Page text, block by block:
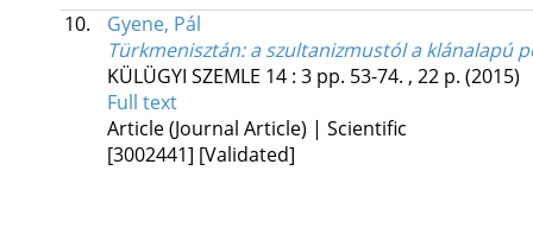
10.
Gyene, Pál
Türkmenisztán: a szultanizmustól a klánalapú
KÜLÜGYI SZEMLE 14: 3 pp. 53-74. , 22 p. (2015)
Full text
Article (Journal Article) | Scientific
[3002441] [Validated]